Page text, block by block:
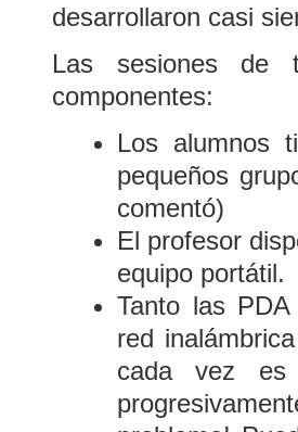
desarrollaron casi
Las sesiones de
componentes:
Los alumnos
pequeños
comentó)
El profesor
equipo portátil.
Tanto las
red
cada vez es